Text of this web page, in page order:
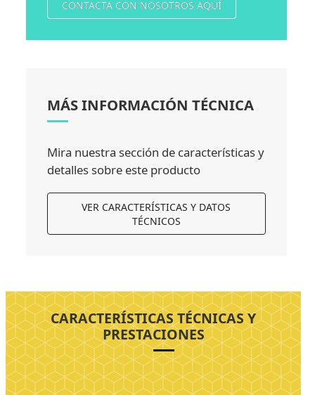
CONTACTA CON NOSOTROS AQUÍ
MÁS INFORMACIÓN TÉCNICA
Mira nuestra sección de características y
detalles sobre este producto
VER CARACTERÍSTICAS Y DATOS
TÉCNICOS
CARACTERÍSTICAS TÉCNICAS Y
PRESTACIONES